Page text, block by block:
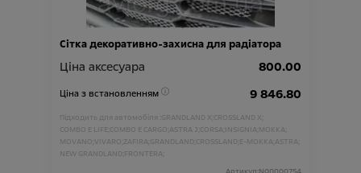
Сітка декоративно-захисна для радіатора
Ціна аксесуара 800.00
Ціна з встановленням 9 846.80
Підходить для автомобіля : GRANDLAND X; CROSSLAND X;
COMBO E LIFE; COMBO E CARGO; ASTRA J; CORSA; INSIGNIA; MOKKA;
MOVANO; VIVARO; ZAFIRA; GRANDLAND; CROSSLAND; E-MOKKA; ASTRA;
NEW GRANDLAND; FRONTERA;